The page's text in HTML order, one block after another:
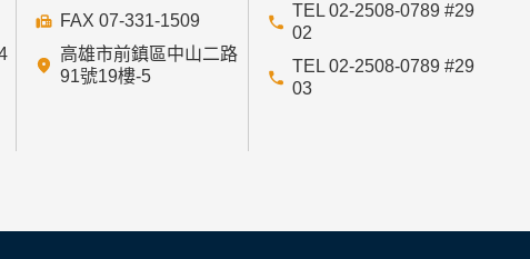
依其揭露方式無從識別特定之當事人。
管理單位研析揭露您的個人資料是為了辨識、聯
在您使用的瀏覽器功能項中設定隱私權等級為
FAX 07-331-1509
高雄市前鎮區中山二路
91號19樓-5
TEL 02-2508-0789 #29
02
TEL 02-2508-0789 #29
03